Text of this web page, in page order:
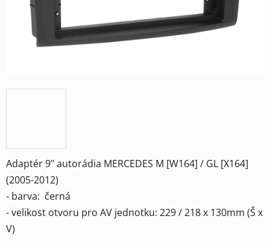
Adaptér 9" autorádia MERCEDES M [W164] / GL [X164]
(2005-2012)
- barva: černá
- velikost otvoru pro AV jednotku: 229 / 218 x 130mm (Š x
V)